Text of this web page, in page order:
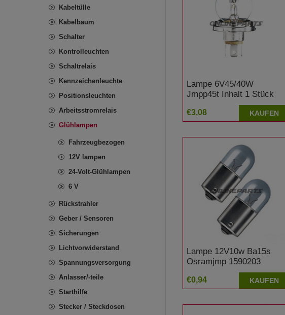
Lampe 6V45/40W
Jmpp45t Inhalt 1 Stück
€3,08 KAUFEN
Lampe 12V10w Ba15s
Osramjmp 1590203
Alternative: 1597723
Honda CB 650
€0,94 KAUFEN
Kabeltülle
Kabelbaum
Schalter
Kontrolleuchten
Schaltrelais
Kennzeichenleuchte
Positionsleuchten
Arbeitsstromrelais
Glühlampen
Fahrzeugbezogen
12V lampen
24-Volt-Glühlampen
6 V
Rückstrahler
Geber / Sensoren
Sicherungen
Lichtvorwiderstand
Spannungsversorgung
Anlasser/-teile
Starthilfe
Stecker / Steckdosen